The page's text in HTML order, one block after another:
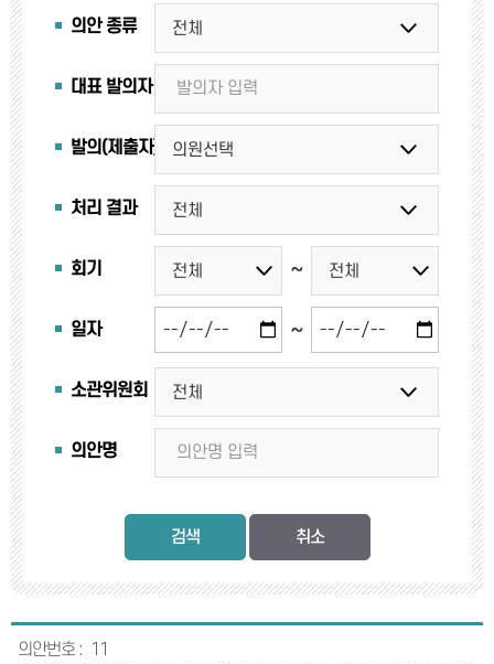
의안 종류
대표 발의자
발의(제출자)
처리 결과
회기 ~
일자 ~
소관위원회
의안명
검색
11